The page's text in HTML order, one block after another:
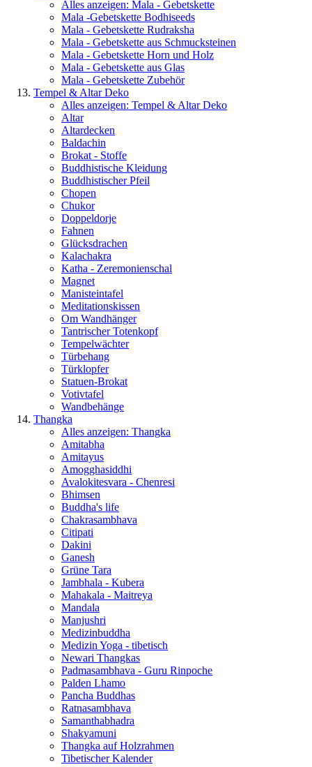
Alles anzeigen: Mala - Gebetskette
Mala -Gebetskette Bodhiseeds
Mala - Gebetskette Rudraksha
Mala - Gebetskette aus Schmucksteinen
Mala - Gebetskette Horn und Holz
Mala - Gebetskette aus Glas
Mala - Gebetskette Zubehör
Tempel & Altar Deko
Alles anzeigen: Tempel & Altar Deko
Altar
Altardecken
Baldachin
Brokat - Stoffe
Buddhistische Kleidung
Buddhistischer Pfeil
Chopen
Chukor
Doppeldorje
Fahnen
Glücksdrachen
Kalachakra
Katha - Zeremonienschal
Magnet
Manisteintafel
Meditationskissen
Om Wandhänger
Tantrischer Totenkopf
Tempelwächter
Türbehang
Türklopfer
Statuen-Brokat
Votivtafel
Wandbehänge
Thangka
Alles anzeigen: Thangka
Amitabha
Amitayus
Amogghasiddhi
Avalokitesvara - Chenresi
Bhimsen
Buddha's life
Chakrasambhava
Citipati
Dakini
Ganesh
Grüne Tara
Jambhala - Kubera
Mahakala - Maitreya
Mandala
Manjushri
Medizinbuddha
Medizin Yoga - tibetisch
Newari Thangkas
Padmasambhava - Guru Rinpoche
Palden Lhamo
Pancha Buddhas
Ratnasambhava
Samanthabhadra
Shakyamuni
Thangka auf Holzrahmen
Tibetischer Kalender